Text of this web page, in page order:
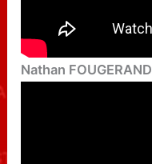
Nathan FOUGERAND